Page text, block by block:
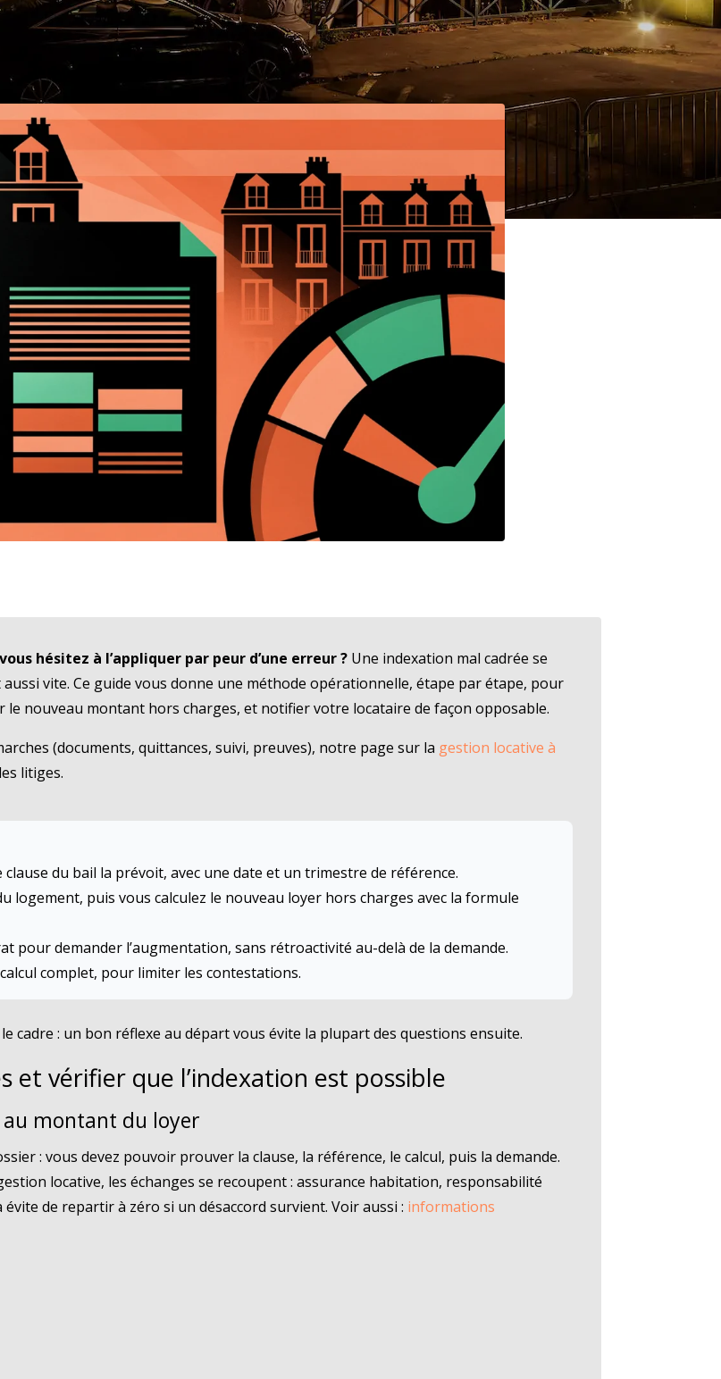
hésitez à l’appliquer par peur d’une erreur ? Une indexation mal cadrée se
vite. Ce guide vous donne une méthode opérationnelle, étape par étape, pour
nouveau montant hors charges, et notifier votre locataire de façon opposable.
(documents, quittances, suivi, preuves), notre page sur la gestion locative à
litiges.
du bail la prévoit, avec une date et un trimestre de référence.
logement, puis vous calculez le nouveau loyer hors charges avec la formule
pour demander l’augmentation, sans rétroactivité au-delà de la demande.
complet, pour limiter les contestations.
cadre : un bon réflexe au départ vous évite la plupart des questions ensuite.
et vérifier que l’indexation est possible
au montant du loyer
: vous devez pouvoir prouver la clause, la référence, le calcul, puis la demande.
locative, les échanges se recoupent : assurance habitation, responsabilité
de repartir à zéro si un désaccord survient. Voir aussi : informations